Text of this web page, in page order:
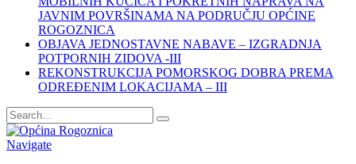
JAVNIM POVRŠINAMA NA PODRUČJU OPĆINE
ROGOZNICA
OBJAVA JEDNOSTAVNE NABAVE – IZGRADNJA
POTPORNIH ZIDOVA -III
REKONSTRUKCIJA POMORSKOG DOBRA PREMA
ODREĐENIM LOKACIJAMA – III
Navigate